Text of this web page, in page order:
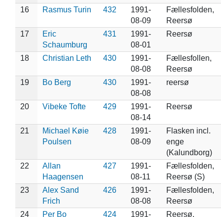
16
Rasmus Turin 432
1991-
08-09
Fællesfolden,
Reersø
17
Eric
Schaumburg
431
1991-
08-01
Reersø
18 Christian Leth 430
1991-
08-08
Fællesfollen,
Reersø
19
Bo Berg 430
1991-
08-08
reersø
20 Vibeke Tofte 429
1991-
08-14
Reersø
21
Michael Køie
Poulsen
428
1991-
08-09
Flasken incl.
enge
(Kalundborg)
22
Allan
Haagensen
427
1991-
08-11
Fællesfolden,
Reersø (S)
23
Alex Sand
Frich
426
1991-
08-08
Fællesfolden,
Reersø
24
Per Bo
424
1991-
Reersø,